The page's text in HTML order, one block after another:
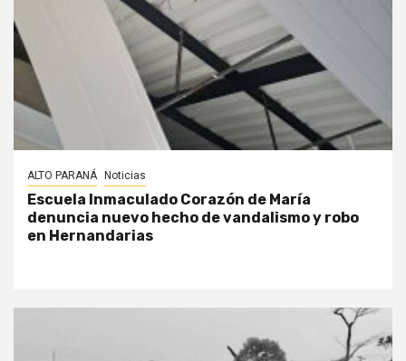
ALTO PARANÁ Noticias
Escuela Inmaculado Corazón de María
denuncia nuevo hecho de vandalismo y robo
en Hernandarias